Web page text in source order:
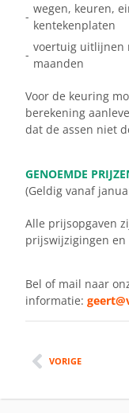
-
wegen, keuren,
kentekenplaten
-
voertuig uitlijnen
maanden
Voor de keuring
berekening
dat de assen niet
GENOEMDE
(Geldig vanaf
Alle prijsopgaven
prijswijzigingen
Bel of mail naar
informatie:
VORIGE